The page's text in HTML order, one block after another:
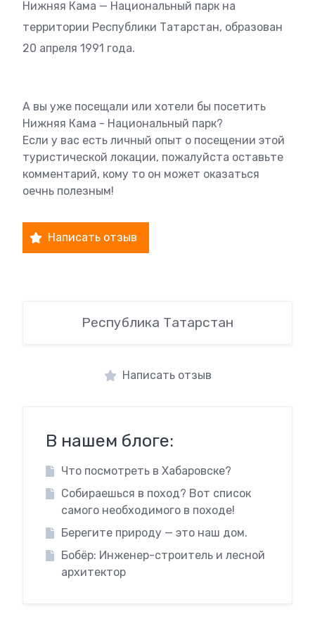
Нижняя Кама — Национальный парк на
территории Республики Татарстан, образован
20 апреля 1991 года.
А вы уже посещали или хотели бы посетить
Нижняя Кама - Национальный парк?
Если у вас есть личный опыт о посещении этой
туристической локации, пожалуйста оставьте
комментарий, кому то он может оказаться
оечнь полезным!
Написать отзыв
Республика Татарстан
Написать отзыв
В нашем блоге:
Что посмотреть в Хабаровске?
Собираешься в поход? Вот список
самого необходимого в походе!
Берегите природу — это наш дом.
Бобёр: Инженер-строитель и лесной
архитектор